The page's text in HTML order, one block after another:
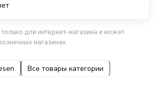
для интернет-магазина и может
магазинах
Все товары категории